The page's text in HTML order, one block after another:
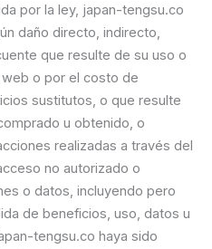
por la ley, japan-tengsu.co
daño directo, indirecto,
que resulte de su uso o
o por el costo de
sustitutos, o que resulte
u obtenido, o
realizadas a través del
no autorizado o
o datos, incluyendo pero
de beneficios, uso, datos u
tengsu.co haya sido